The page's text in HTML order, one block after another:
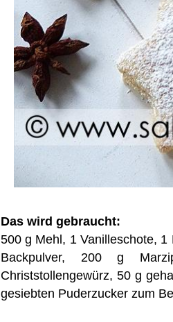
Das wird gebraucht:
500 g Mehl, 1 Vanilleschote,
Backpulver, 200 g
Christstollengewürz, 50 g
gesiebten Puderzucker zum